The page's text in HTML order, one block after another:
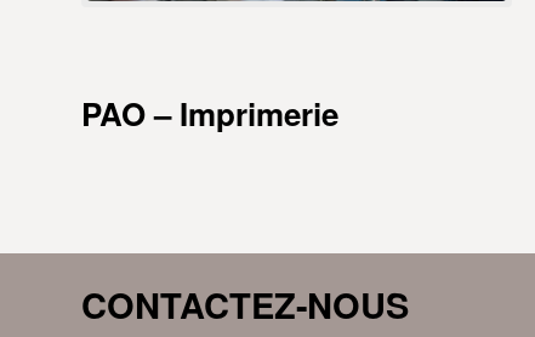
PAO – Imprimerie
CONTACTEZ-NOUS